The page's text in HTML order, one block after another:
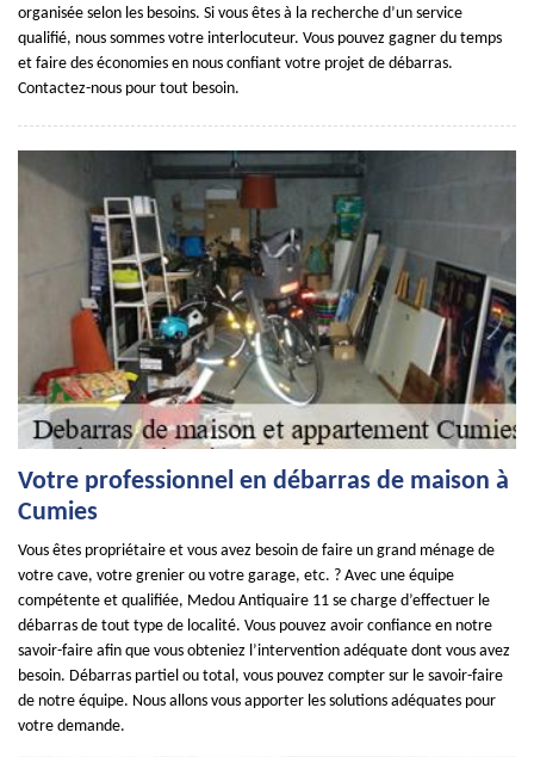
organisée selon les besoins. Si vous êtes à la recherche d’un service
qualifié, nous sommes votre interlocuteur. Vous pouvez gagner du temps
et faire des économies en nous confiant votre projet de débarras.
Contactez-nous pour tout besoin.
Votre professionnel en débarras de maison à
Cumies
Vous êtes propriétaire et vous avez besoin de faire un grand ménage de
votre cave, votre grenier ou votre garage, etc. ? Avec une équipe
compétente et qualifiée, Medou Antiquaire 11 se charge d’effectuer le
débarras de tout type de localité. Vous pouvez avoir confiance en notre
savoir-faire afin que vous obteniez l’intervention adéquate dont vous avez
besoin. Débarras partiel ou total, vous pouvez compter sur le savoir-faire
de notre équipe. Nous allons vous apporter les solutions adéquates pour
votre demande.